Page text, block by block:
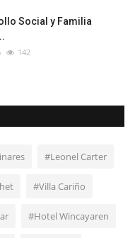
Social y Familia
142
#Leonel Carter
#Villa Cariño
#Hotel Wincayaren